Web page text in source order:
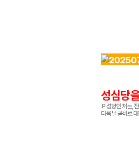
성심당
P 성향인 저는,
다음 날곧바로